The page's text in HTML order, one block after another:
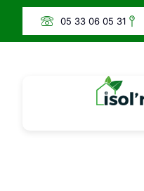
05 33 06 05 31